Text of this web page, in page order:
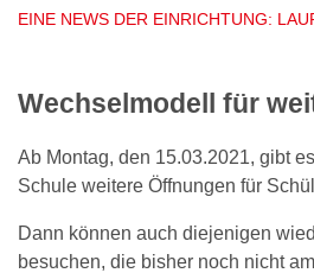
EINE NEWS DER EINRICHTUNG:
Wechselmodell für
Ab Montag, den 15.03.2021, gibt
Schule weitere Öffnungen für
Dann können auch diejenigen
besuchen, die bisher noch nicht